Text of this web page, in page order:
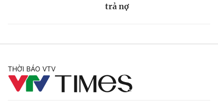
trả nợ
THỜI BÁO VTV